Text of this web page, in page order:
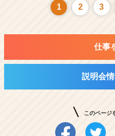
1 2 3
仕事
説明会
このページ